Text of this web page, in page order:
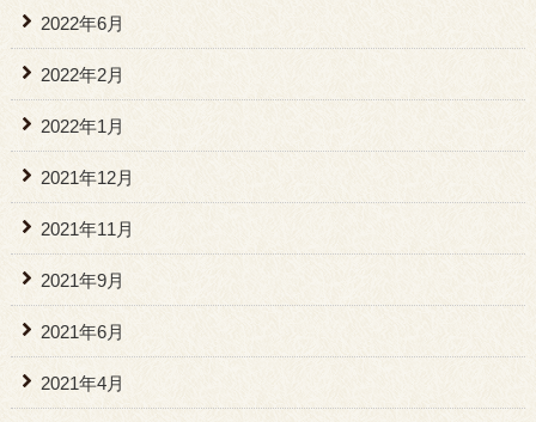
2022年6月
2022年2月
2022年1月
2021年12月
2021年11月
2021年9月
2021年6月
2021年4月